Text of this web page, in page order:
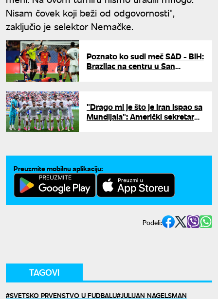
Nisam čovek koji beži od odgovornosti",
zaključio je selektor Nemačke.
Poznato ko sudi meč SAD - BiH:
Brazilac na centru u San
"Drago mi je što je Iran ispao sa
Mundijala": Američki sekretar
Preuzmite mobilnu aplikaciju:
Podeli:
TAGOVI
SVETSKO PRVENSTVO U FUDBALU JULIJAN NAGELSMAN